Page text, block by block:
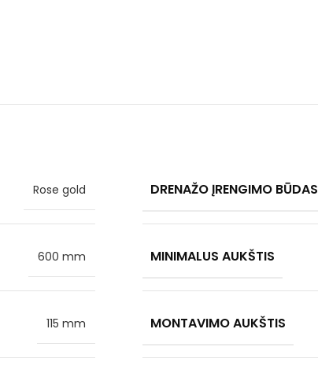
Rose gold DRENAŽO ĮRENGIMO BŪDAS
600 mm MINIMALUS AUKŠTIS
115 mm MONTAVIMO AUKŠTIS